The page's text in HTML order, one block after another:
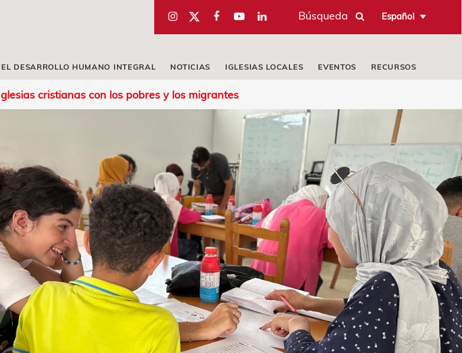
Búsqueda Español
EL DESARROLLO HUMANO INTEGRAL NOTICIAS IGLESIAS LOCALES EVENTOS RECURSOS
cristianas con los pobres y los migrantes